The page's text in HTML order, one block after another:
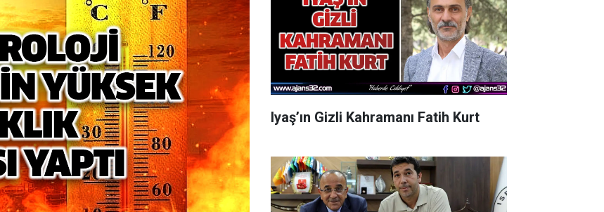
Iyaş’ın Gizli Kahramanı Fatih Kurt